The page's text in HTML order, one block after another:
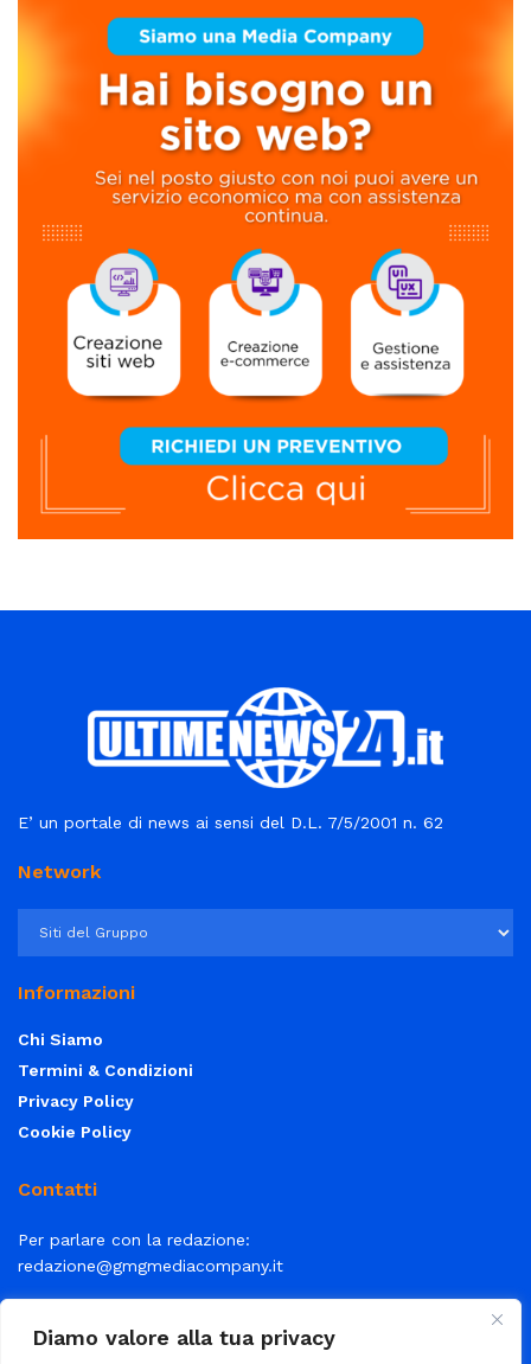
Diamo valore alla tua privacy
E’ un portale di news ai sensi del D.L. 7/5/2001 n. 62
Network
Informazioni
Chi Siamo
Termini & Condizioni
Privacy Policy
Cookie Policy
Contatti
Per parlare con la redazione:
redazione@gmgmediacompany.it